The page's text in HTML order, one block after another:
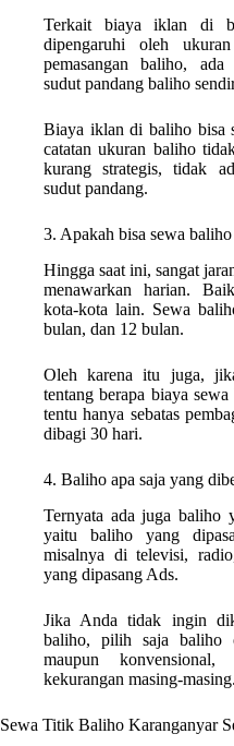
Terkait biaya iklan di
dipengaruhi oleh
pemasangan baliho,
sudut pandang baliho
Biaya iklan di baliho bisa
catatan ukuran baliho
kurang strategis, tidak
sudut pandang.
3. Apakah bisa sewa
Hingga saat ini, sangat
menawarkan harian.
kota-kota lain. Sewa
bulan, dan 12 bulan.
Oleh karena itu juga,
tentang berapa biaya
tentu hanya sebatas
dibagi 30 hari.
4. Baliho apa saja yang
Ternyata ada juga baliho
yaitu baliho yang
misalnya di televisi,
yang dipasang Ads.
Jika Anda tidak ingin
baliho, pilih saja baliho
maupun
kekurangan masing-masing.
Sewa Titik Baliho Karanganyar